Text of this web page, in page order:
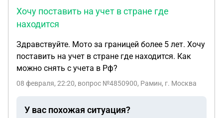
Хочу поставить на учет в стране где
находится
Здравствуйте. Мото за границей более 5 лет. Хочу
поставить на учет в стране где находится. Как
можно снять с учета в Рф?
08 февраля, 22:20, вопрос №4850900, Рамин, г. Москва
У вас похожая ситуация?